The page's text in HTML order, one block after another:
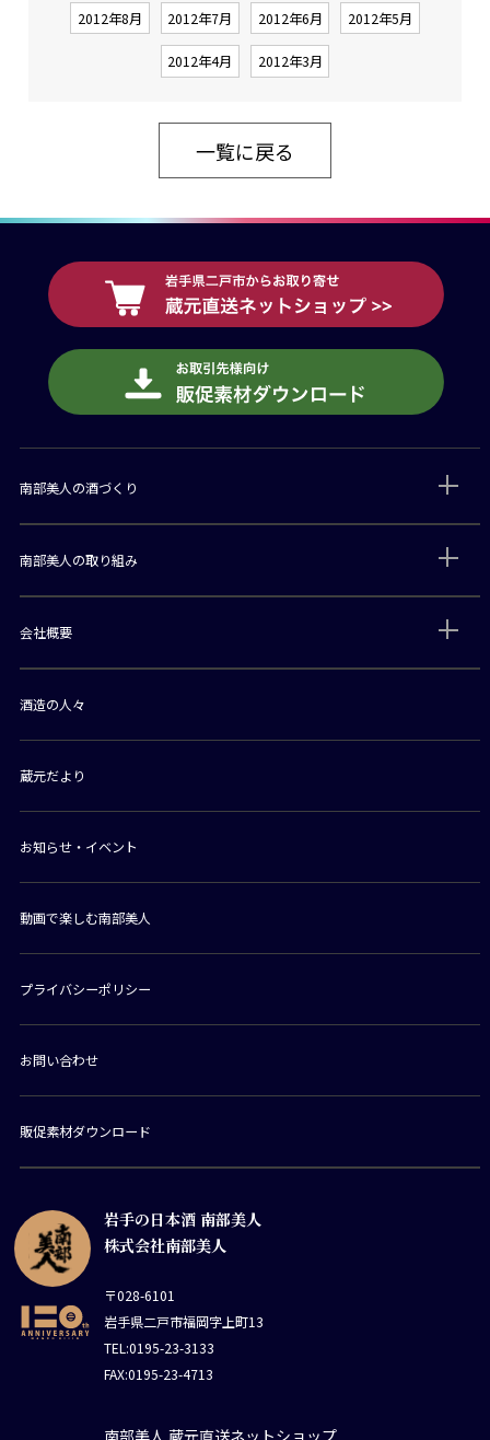
2012年8月 2012年7月 2012年6月 2012年5月
2012年4月 2012年3月
一覧に戻る
岩手の日本酒 南部美人
株式会社南部美人
〒028-6101
岩手県二戸市福岡字上町13
TEL:0195-23-3133
FAX:0195-23-4713
南部美人 蔵元直送ネットショップ
南部美人の酒づくり
南部美人の取り組み
会社概要
酒造の人々
蔵元だより
お知らせ・イベント
動画で楽しむ南部美人
プライバシーポリシー
お問い合わせ
販促素材ダウンロード